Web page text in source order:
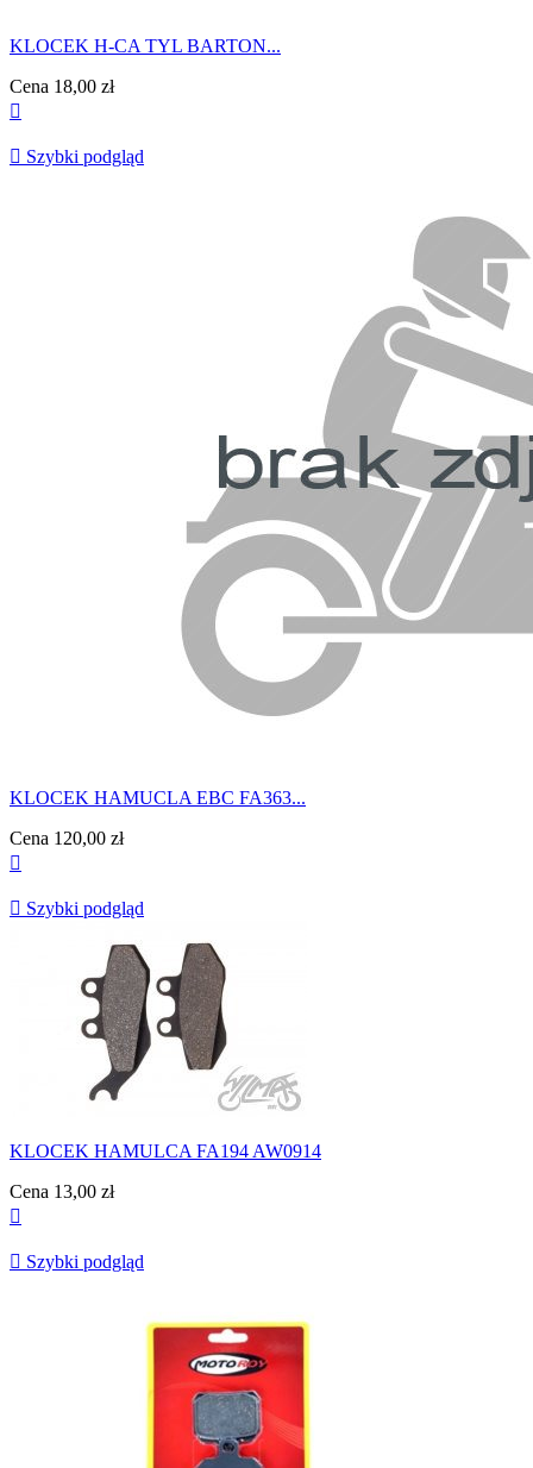
KLOCEK H-CA TYL BARTON...
Cena 18,00 zł

 Szybki podgląd
KLOCEK HAMUCLA EBC FA363...
Cena 120,00 zł

 Szybki podgląd
KLOCEK HAMULCA FA194 AW0914
Cena 13,00 zł

 Szybki podgląd